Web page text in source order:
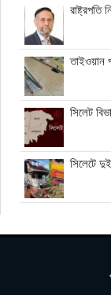
রাষ্ট্রপতি
তাইওয়ান
সিলেট
সিলেটে